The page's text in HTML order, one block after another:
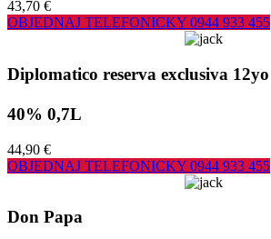
43,70 €
OBJEDNAJ TELEFONICKY 0944 933 455
Diplomatico reserva exclusiva 12yo
40% 0,7L
44,90 €
OBJEDNAJ TELEFONICKY 0944 933 455
Don Papa